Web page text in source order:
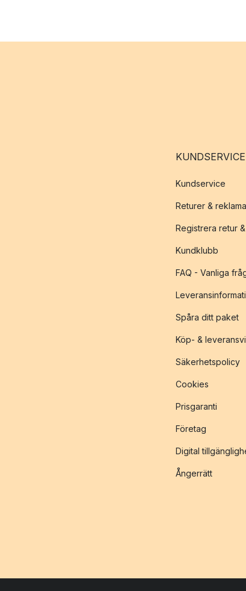
KUNDSERVICE
Kundservice
Returer &
Registrera retur
Kundklubb
FAQ - Vanliga
Spåra ditt paket
Köp- &
Säkerhetspolicy
Cookies
Prisgaranti
Företag
Digital
Ångerrätt